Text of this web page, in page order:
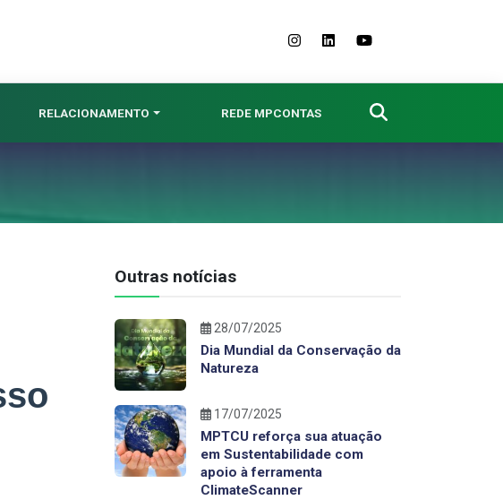
RELACIONAMENTO REDE MPCONTAS
Outras notícias
28/07/2025
Dia Mundial da Conservação da
Natureza
17/07/2025
MPTCU reforça sua atuação
em Sustentabilidade com
apoio à ferramenta
ClimateScanner